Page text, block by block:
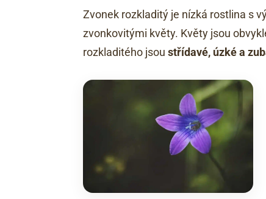
Zvonek rozkladitý je nízká rostlina s
zvonkovitými květy. Květy jsou
rozkladitého jsou střídavé, úzké a